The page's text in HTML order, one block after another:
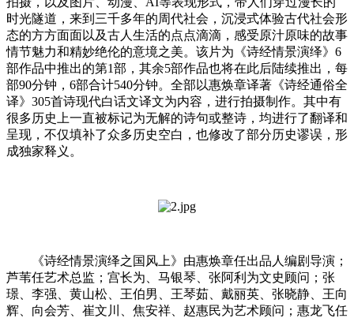
时光隧道，来到三千多年的周代社会，沉浸式体验古代社会形
态的方方面面以及古人生活的点点滴滴，感受原汁原味的故事
情节魅力和精妙绝伦的意境之美。该片为《诗经情景演绎》6
部作品中推出的第1部，其余5部作品也将在此后陆续推出，每
部90分钟，6部合计540分钟。全部以惠焕章译著《诗经通俗全
译》305首诗现代白话文译文为内容，进行拍摄制作。其中有
很多历史上一直被标记为无解的诗句或整诗，均进行了翻译和
呈现，不仅填补了众多历史空白，也修改了部分历史谬误，形
成独家释义。
《诗经情景演绎之国风上》由惠焕章任出品人编剧导演；
芦苇任艺术总监；宫长为、马银琴、张阿利为文史顾问；张
璟、李强、黄山松、王伯男、王琴茹、戴丽英、张晓静、王向
辉、向会芳、崔文川、焦安祥、赵惠民为艺术顾问；惠龙飞任